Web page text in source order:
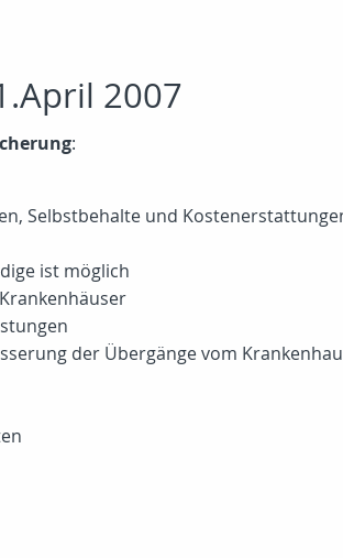
2007
:
Selbstbehalte und
ist möglich
der Übergänge vom